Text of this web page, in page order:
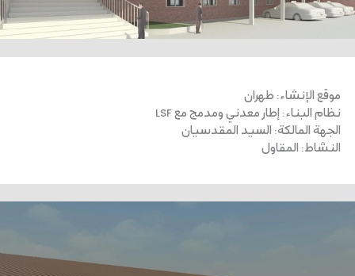
موقع الإنشاء: طهران
نظام البناء: إطار معدني ومدمج مع LSF
الجهة المالكة: السيد المقدسيان
النشاط: المقاول